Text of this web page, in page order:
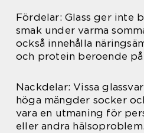
Fördelar: Glass ger inte
smak under varma
också innehålla
och protein beroende
Nackdelar: Vissa
höga mängder socker
vara en utmaning för
eller andra hälsoproblem.